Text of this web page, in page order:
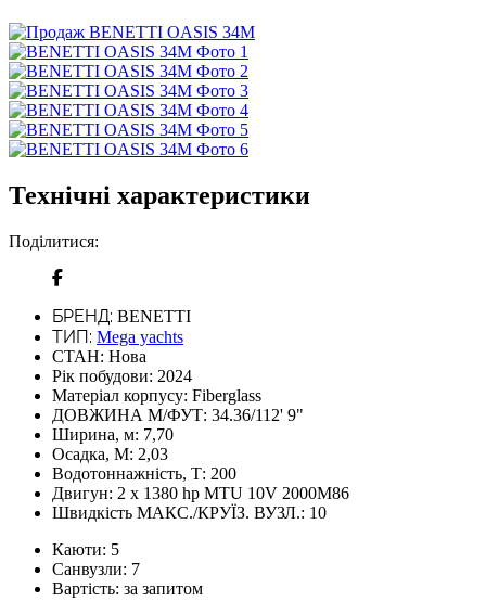
Технічні характеристики
Поділитися:
БРЕНД: BENETTI
ТИП: Mega yachts
СТАН: Нова
Рік побудови: 2024
Матеріал корпусу: Fiberglass
ДОВЖИНА М/ФУТ: 34.36/112' 9"
Ширина, м: 7,70
Осадка, М: 2,03
Водотоннажність, Т: 200
Двигун: 2 x 1380 hp MTU 10V 2000M86
Швидкість МАКС./КРУЇЗ. ВУЗЛ.: 10
Каюти: 5
Санвузли: 7
Вартість: за запитом